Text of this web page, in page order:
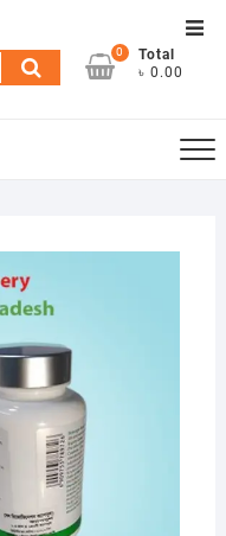
Search
for:
0
Total
৳ 0.00